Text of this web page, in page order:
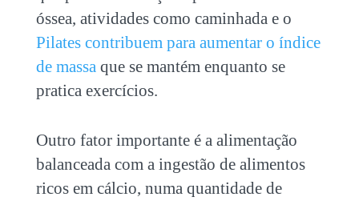
óssea, atividades como caminhada e o
Pilates contribuem para aumentar o índice
de massa que se mantém enquanto se
pratica exercícios.
Outro fator importante é a alimentação
balanceada com a ingestão de alimentos
ricos em cálcio, numa quantidade de